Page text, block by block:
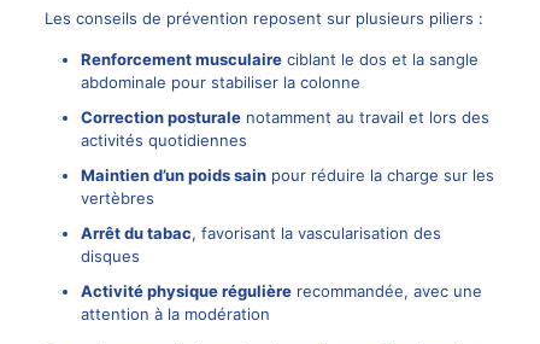
Les conseils de prévention reposent sur plusieurs piliers :
Renforcement musculaireciblant le dos et la sangle
abdominale pour stabiliser la colonne
Correction posturalenotamment au travail et lors des
activités quotidiennes
Maintien d’un poids sainpour réduire la charge sur les
vertèbres
Arrêt du tabac, favorisant la vascularisation des
disques
Activité physique régulièrerecommandée, avec une
attention à la modération